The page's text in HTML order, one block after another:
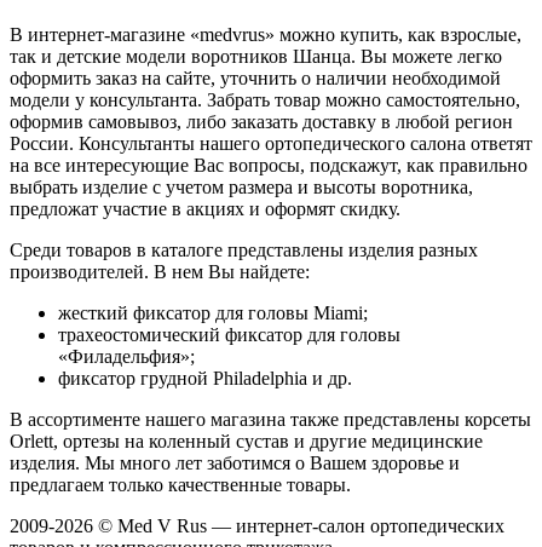
В интернет-магазине «medvrus» можно купить, как взрослые,
так и детские модели воротников Шанца. Вы можете легко
оформить заказ на сайте, уточнить о наличии необходимой
модели у консультанта. Забрать товар можно самостоятельно,
оформив самовывоз, либо заказать доставку в любой регион
России. Консультанты нашего ортопедического салона ответят
на все интересующие Вас вопросы, подскажут, как правильно
выбрать изделие с учетом размера и высоты воротника,
предложат участие в акциях и оформят скидку.
Среди товаров в каталоге представлены изделия разных
производителей. В нем Вы найдете:
жесткий фиксатор для головы Miami;
трахеостомический фиксатор для головы
«Филадельфия»;
фиксатор грудной Рhiladelphia и др.
В ассортименте нашего магазина также представлены корсеты
Orlett, ортезы на коленный сустав и другие медицинские
изделия. Мы много лет заботимся о Вашем здоровье и
предлагаем только качественные товары.
2009-2026 © Med V Rus — интернет-салон ортопедических